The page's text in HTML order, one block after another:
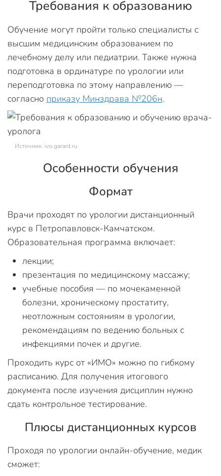
Требования к образованию
Обучение могут пройти только специалисты с
высшим медицинским образованием по
лечебному делу или педиатрии. Также нужна
подготовка в ординатуре по урологии или
переподготовка по этому направлению —
согласно приказу Минздрава №206н.
Источник: ivo.garant.ru
Особенности обучения
Формат
Врачи проходят по урологии дистанционный
курс в Петропавловск-Камчатском.
Образовательная программа включает:
лекции;
презентация по медицинскому массажу;
учебные пособия — по мочекаменной
болезни, хроническому простатиту,
неотложным состояниям в урологии,
рекомендациям по ведению больных с
инфекциями почек и другие.
Проходить курс от «ИМО» можно по гибкому
расписанию. Для получения итогового
документа после изучения дисциплин нужно
сдать контрольное тестирование.
Плюсы дистанционных курсов
Проходя по урологии онлайн-обучение, медик
сможет: